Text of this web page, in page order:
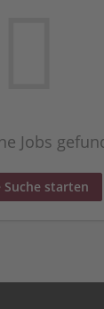
Jobs
Suche starten